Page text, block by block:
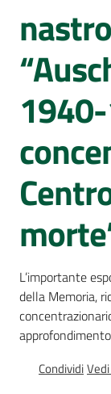
Percorsi
sulla
memoria
Seguici
su
L’importante
della Memoria,
Condividi